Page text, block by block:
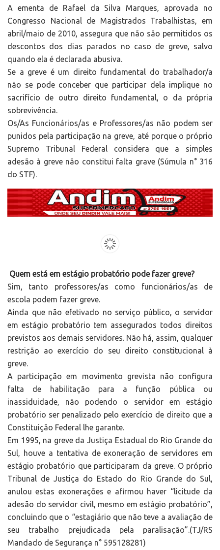
A ementa de Rafael da Silva Marques, aprovada no
Congresso Nacional de Magistrados Trabalhistas, em
abril/maio de 2010, assegura que não são permitidos os
descontos dos dias parados no caso de greve, salvo
quando ela é declarada abusiva.
Se a greve é um direito fundamental do trabalhador/a
não se pode conceber que participar dela implique no
sacrifício de outro direito fundamental, o da própria
sobrevivência.
Os/As Funcionários/as e Professores/as não podem ser
punidos pela participação na greve, até porque o próprio
Supremo Tribunal Federal considera que a simples
adesão à greve não constitui falta grave (Súmula n° 316
do STF).
Quem está em estágio probatório pode fazer greve?
Sim, tanto professores/as como funcionários/as de
escola podem fazer greve.
Ainda que não efetivado no serviço público, o servidor
em estágio probatório tem assegurados todos direitos
previstos aos demais servidores. Não há, assim, qualquer
restrição ao exercício do seu direito constitucional à
greve.
A participação em movimento grevista não configura
falta de habilitação para a função pública ou
inassiduidade, não podendo o servidor em estágio
probatório ser penalizado pelo exercício de direito que a
Constituição Federal lhe garante.
Em 1995, na greve da Justiça Estadual do Rio Grande do
Sul, houve a tentativa de exoneração de servidores em
estágio probatório que participaram da greve. O próprio
Tribunal de Justiça do Estado do Rio Grande do Sul,
anulou estas exonerações e afirmou haver “licitude da
adesão do servidor civil, mesmo em estágio probatório”,
concluindo que o “estagiário que não teve a avaliação de
seu trabalho prejudicada pela paralisação”.(TJ/RS
Mandado de Segurança n° 595128281)